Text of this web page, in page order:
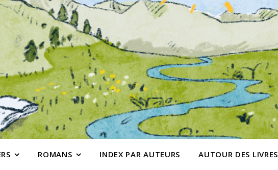
ROMANS INDEX PAR AUTEURS AUTOUR DES LIVRES